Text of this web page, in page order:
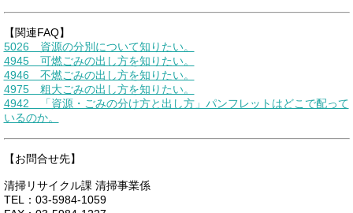
【関連FAQ】
5026 資源の分別について知りたい。
4945 可燃ごみの出し方を知りたい。
4946 不燃ごみの出し方を知りたい。
4975 粗大ごみの出し方を知りたい。
4942 「資源・ごみの分け方と出し方」パンフレットはどこで配って
いるのか。
【お問合せ先】
清掃リサイクル課 清掃事業係
TEL：03-5984-1059